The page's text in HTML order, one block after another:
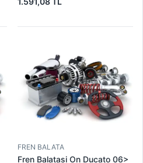
80029 E | OEM BK21 2K021
FREN BALATA
Fren Balatasi On Ducato 06>